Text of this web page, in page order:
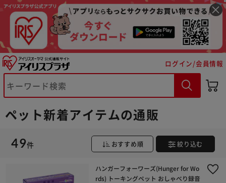
ログイン/会員情報
ペット新着アイテムの通販
49件 おすすめ順 絞り込む
ハンガーフォーワーズ(Hunger for Wo
rds) トーキングペット おしゃべり録音